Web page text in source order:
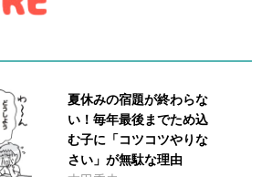
夏休みの宿題が終わらな
い！毎年最後までため込
む子に「コツコツやりな
さい」が無駄な理由